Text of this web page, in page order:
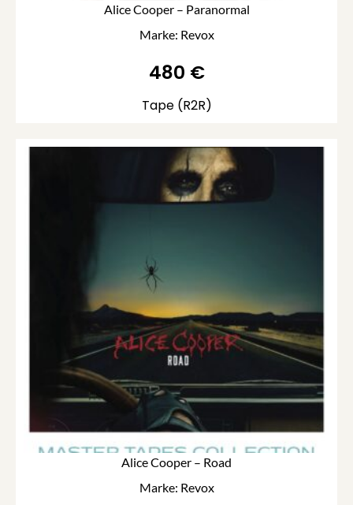
Tape (R2R)
Alice Cooper – Paranormal
Marke: Revox
480 €
Alice Cooper – Road
Marke: Revox